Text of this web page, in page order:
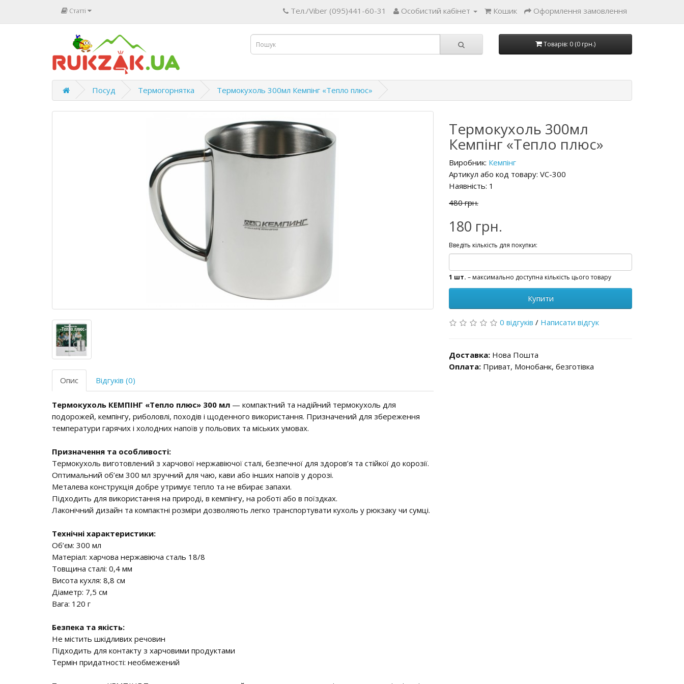
Статті Тел./Viber (095)441-60-31 Особистий кабінет Кошик Оформлення замовлення
Товарів: 0 (0 грн.)
Посуд Термогорнятка Термокухоль 300мл Кемпінг «Тепло плюс»
Опис Відгуків (0)
Термокухоль КЕМПІНГ «Тепло плюс» 300 мл — компактний та надійний термокухоль для
подорожей, кемпінгу, риболовлі, походів і щоденного використання. Призначений для збереження
температури гарячих і холодних напоїв у польових та міських умовах.
Призначення та особливості:
Термокухоль виготовлений з харчової нержавіючої сталі, безпечної для здоров’я та стійкої до корозії.
Оптимальний об’єм 300 мл зручний для чаю, кави або інших напоїв у дорозі.
Металева конструкція добре утримує тепло та не вбирає запахи.
Підходить для використання на природі, в кемпінгу, на роботі або в поїздках.
Лаконічний дизайн та компактні розміри дозволяють легко транспортувати кухоль у рюкзаку чи сумці.
Технічні характеристики:
Об’єм: 300 мл
Матеріал: харчова нержавіюча сталь 18/8
Товщина сталі: 0,4 мм
Висота кухля: 8,8 см
Діаметр: 7,5 см
Вага: 120 г
Безпека та якість:
Не містить шкідливих речовин
Підходить для контакту з харчовими продуктами
Термін придатності: необмежений
Термокухоль 300мл
Кемпінг «Тепло плюс»
Виробник: Кемпінг
Артикул або код товару: VC-300
Наявність: 1
480 грн.
180 грн.
Введіть кількість для покупки:
1 шт. – максимально доступна кількість цього товару
Купити
0 відгуків / Написати відгук
Доставка: Нова Пошта
Оплата: Приват, Монобанк, безготівка